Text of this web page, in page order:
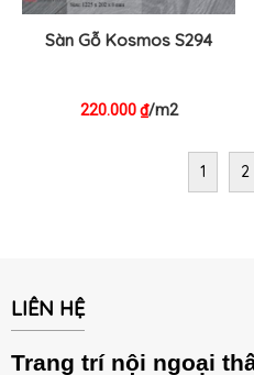
Sàn Gỗ Kosmos S294
220.000₫/m2
1 2
LIÊN HỆ
Trang trí nội ngoại